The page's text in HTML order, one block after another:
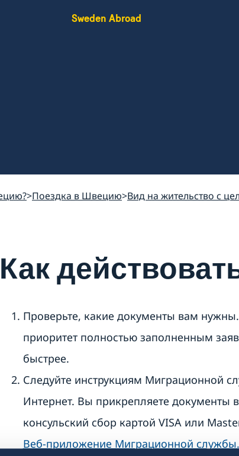
Sweden Abroad
Поездка в Швецию Вид на жительство с
Как
Проверьте, какие документы вам
приоритет полностью заполненным
быстрее.
Следуйте инструкциям Миграционной
Интернет. Вы прикрепляете документы
консульский сбор картой VISA или
Веб-приложение Миграционной службы.